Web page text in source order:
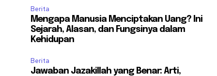
Berita
Mengapa Manusia Menciptakan Uang? Ini
Sejarah, Alasan, dan Fungsinya dalam
Kehidupan
Berita
Jawaban Jazakillah yang Benar: Arti,